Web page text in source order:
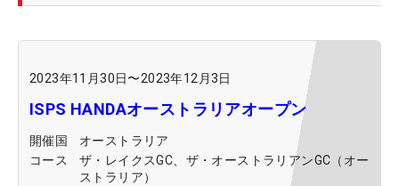
2023年11月30日〜2023年12月3日
ISPS HANDAオーストラリアオープン
開催国
オーストラリア
コース
ザ・レイクスGC、ザ・オーストラリアンGC（オー
ストラリア）